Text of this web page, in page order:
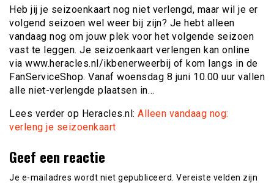
Heb jij je seizoenkaart nog niet verlengd, maar wil je er
volgend seizoen wel weer bij zijn? Je hebt alleen
vandaag nog om jouw plek voor het volgende seizoen
vast te leggen. Je seizoenkaart verlengen kan online
via www.heracles.nl/ikbenerweerbij of kom langs in de
FanServiceShop. Vanaf woensdag 8 juni 10.00 uur vallen
alle niet-verlengde plaatsen in…
Lees verder op Heracles.nl: Alleen vandaag nog:
verleng je seizoenkaart
Geef een reactie
Je e-mailadres wordt niet gepubliceerd. Vereiste velden zijn